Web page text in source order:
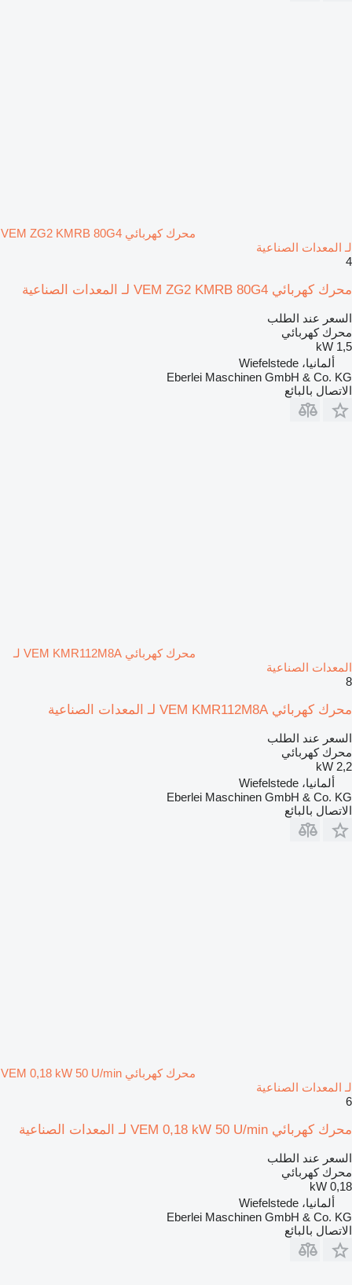
محرك كهربائي VEM ZG2 KMRB 80G4
لـ المعدات الصناعية
4
محرك كهربائي VEM ZG2 KMRB 80G4 لـ المعدات الصناعية
السعر عند الطلب
محرك كهربائي
1,5 kW
ألمانيا، Wiefelstede
Eberlei Maschinen GmbH & Co. KG
الاتصال بالبائع
محرك كهربائي VEM KMR112M8A لـ
المعدات الصناعية
8
محرك كهربائي VEM KMR112M8A لـ المعدات الصناعية
السعر عند الطلب
محرك كهربائي
2,2 kW
ألمانيا، Wiefelstede
Eberlei Maschinen GmbH & Co. KG
الاتصال بالبائع
محرك كهربائي VEM 0,18 kW 50 U/min
لـ المعدات الصناعية
6
محرك كهربائي VEM 0,18 kW 50 U/min لـ المعدات الصناعية
السعر عند الطلب
محرك كهربائي
0,18 kW
ألمانيا، Wiefelstede
Eberlei Maschinen GmbH & Co. KG
الاتصال بالبائع